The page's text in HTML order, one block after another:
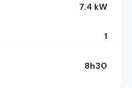
7.4 kW
1
8h30